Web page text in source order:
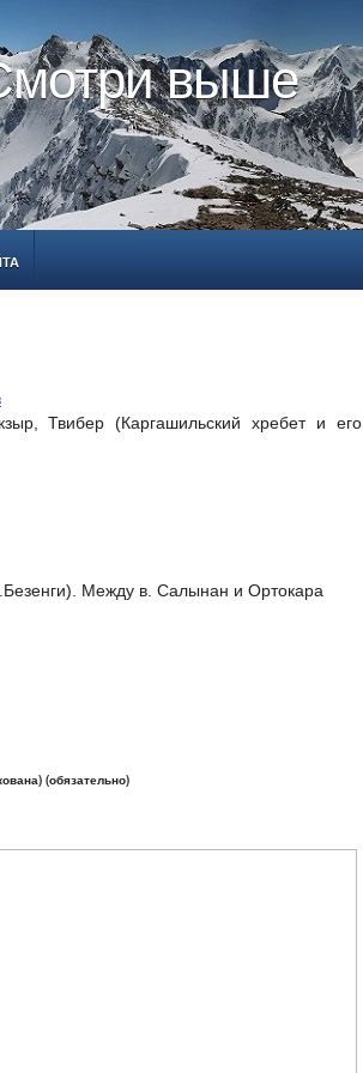
выше
Твибер (Каргашильский хребет и его
Между в. Салынан и Ортокара
(обязательно)